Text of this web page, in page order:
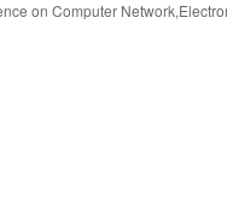
on Computer